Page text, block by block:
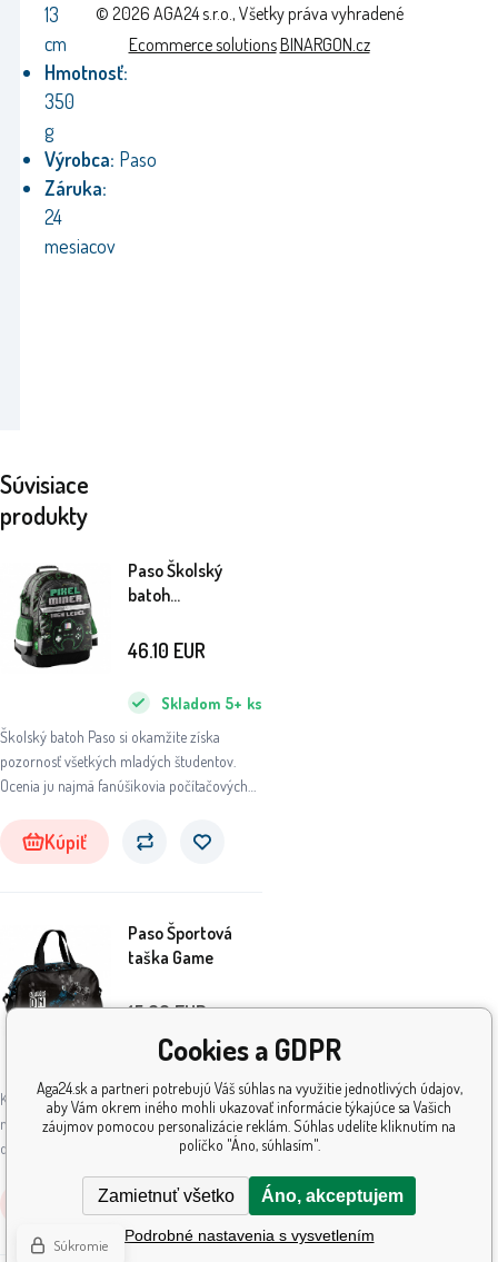
13
cm
Hmotnosť:
350
g
Výrobca: Paso
Záruka:
24
mesiacov
Súvisiace
produkty
Paso Školský
batoh
Game
Školský batoh Paso si okamžite získa
pozornosť všetkých mladých študentov.
Ocenia ju najmä fanúšikovia počítačových
Skladom 5+ ks
46.10 EUR
Kúpiť
Paso Športová
taška Game
Kvalitná, pevná taška na rameno je ideálna
na športové aktivity, tréning, ale aj na
dovolenku alebo výlety.
Skladom 4 ks
15.60EUR
© 2026 AGA24 s.r.o., Všetky práva vyhradené
Ecommerce solutionsBINARGON.cz
Cookies a GDPR
Aga24.sk a partneri potrebujú Váš súhlas na využitie jednotlivých údajov,
aby Vám okrem iného mohli ukazovať informácie týkajúce sa Vašich
záujmov pomocou personalizácie reklám. Súhlas udelíte kliknutím na
políčko "Áno, súhlasím".
Zamietnuť všetko Áno, akceptujem
Podrobné nastavenia s vysvetlením
Súkromie